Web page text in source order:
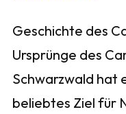
Geschichte des
Ursprünge des
Schwarzwald hat
beliebtes Ziel für